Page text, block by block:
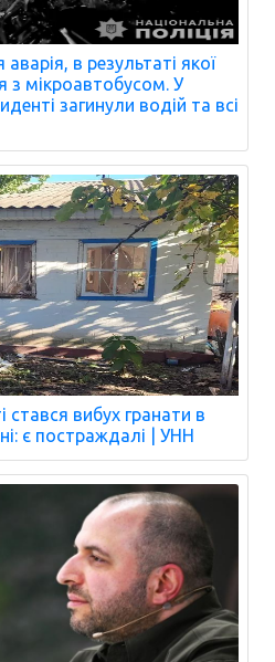
в результаті якої
з мікроавтобусом. У
загинули водій та всі
стався вибух гранати в
є постраждалі | УНН